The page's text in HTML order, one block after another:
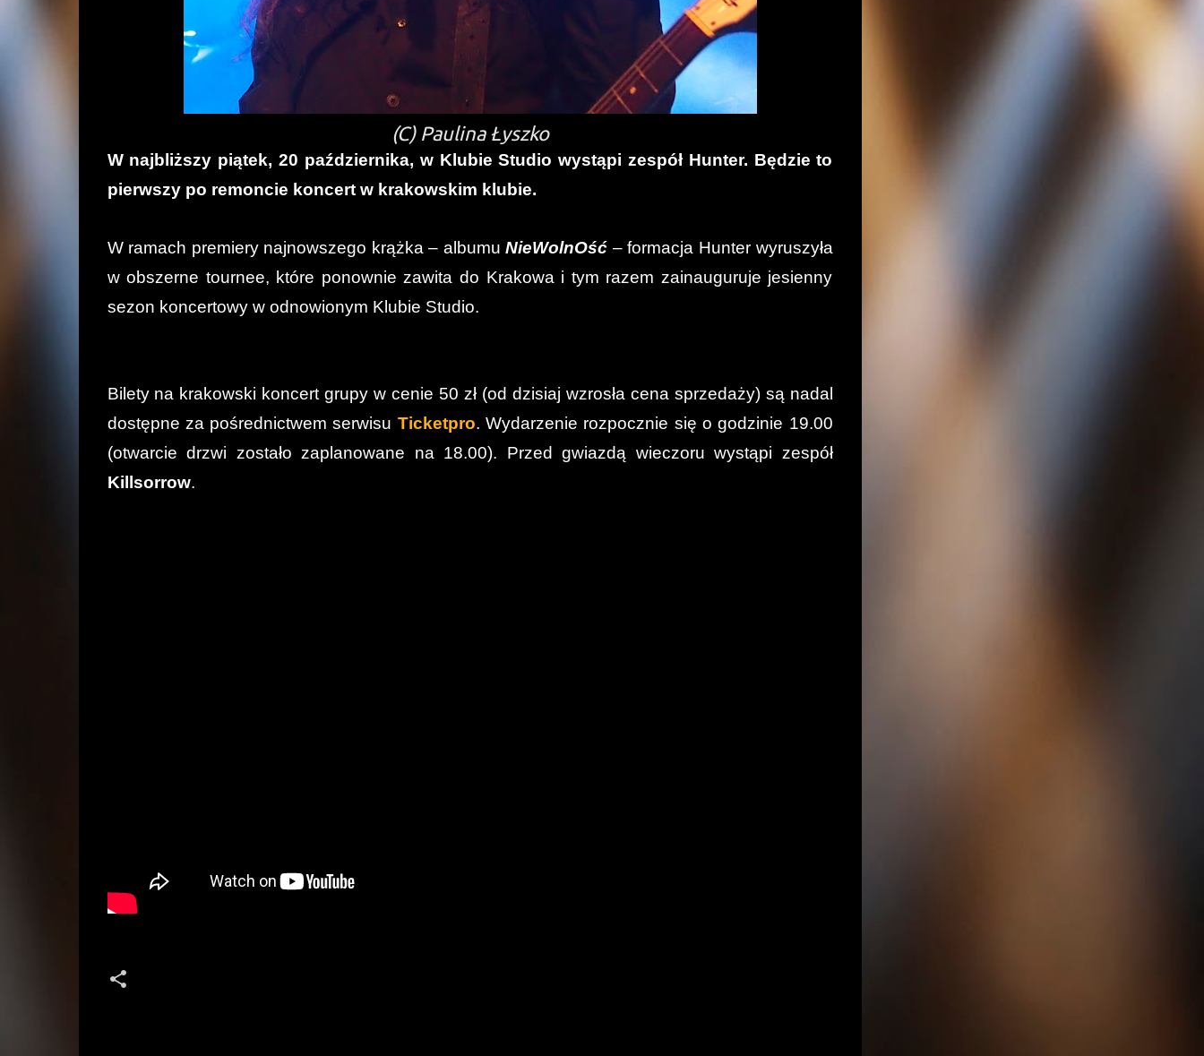
(C) Paulina Łyszko
W najbliższy piątek, 20 października, w Klubie Studio wystąpi zespół Hunter. Będzie to
pierwszy po remoncie koncert w krakowskim klubie.
W ramach premiery najnowszego krążka – albumuNieWolnOść – formacja Hunter wyruszyła
w obszerne tournee, które ponownie zawita do Krakowa i tym razem zainauguruje jesienny
sezon koncertowy w odnowionym Klubie Studio.
Bilety na krakowski koncert grupy w cenie 50 zł (od dzisiaj wzrosła cena sprzedaży) są nadal
dostępne za pośrednictwem serwisu Ticketpro. Wydarzenie rozpocznie się o godzinie 19.00
(otwarcie drzwi zostało zaplanowane na 18.00). Przed gwiazdą wieczoru wystąpi zespół
Killsorrow.